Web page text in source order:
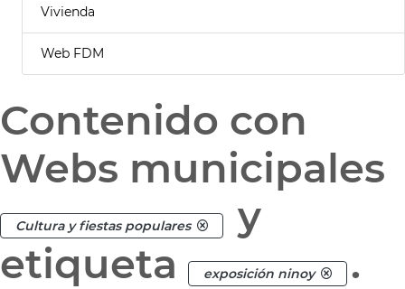
Vivienda
Web FDM
Contenido con
Webs municipales
Cultura y fiestas populares
y
etiqueta
exposición ninoy .